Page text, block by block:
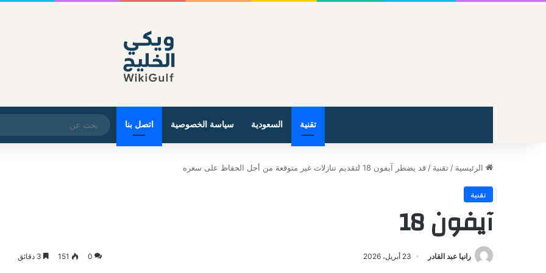
تقنية السعودية سياسة الخصوصية اتصل بنا
الرئيسية / تقنية / قد يضطر آيفون 18 لتقديم تنازلات غير متوقعة من أجل الحفاظ على سعره
تقنية
آيفون 18
رانيا عبد القادر 23 أبريل، 2026 0
151